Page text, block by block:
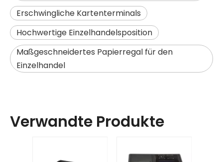
Erschwingliche Kartenterminals
Hochwertige Einzelhandelsposition
Maßgeschneidertes Papierregal für den
Einzelhandel
Verwandte Produkte